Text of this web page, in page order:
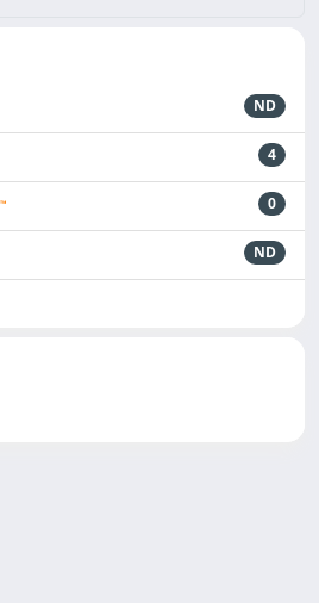
ND
4
0
ND